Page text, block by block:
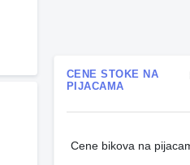
CENE STOKE NA
PIJACAMA
Cene bikova na